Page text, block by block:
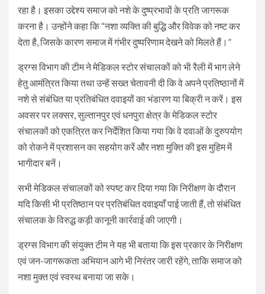
रहा है। इसका उद्देश्य समाज को नशे के दुष्प्रभावों के प्रति जागरूक
करना है। उन्होंने कहा कि “नशा व्यक्ति की बुद्धि और विवेक को नष्ट कर
देता है, जिसके कारण समाज में गंभीर दुष्परिणाम देखने को मिलते हैं।”
ड्रग्स विभाग की टीम ने मेडिकल स्टोर संचालकों को भी रैली में भाग लेने
हेतु आमंत्रित किया तथा उन्हें सख्त चेतावनी दी कि वे अपने प्रतिष्ठानों में
नशे से संबंधित या प्रतिबंधित दवाइयों का भंडारण या बिक्री न करें। इस
अवसर पर लक्सर, सुल्तानपुर एवं धनपुरा क्षेत्र के मेडिकल स्टोर
संचालकों को एकत्रित कर निर्देशित किया गया कि वे दवाओं के दुरुपयोग
को रोकने में प्रशासन का सहयोग करें और नशा मुक्ति की इस मुहिम में
भागीदार बनें।
सभी मेडिकल संचालकों को स्पष्ट कर दिया गया कि निरीक्षण के दौरान
यदि किसी भी प्रतिष्ठान पर प्रतिबंधित दवाइयाँ पाई जाती हैं, तो संबंधित
संचालक के विरुद्ध कड़ी कानूनी कार्रवाई की जाएगी।
ड्रग्स विभाग की संयुक्त टीम ने यह भी बताया कि इस प्रकार के निरीक्षण
एवं जन-जागरूकता अभियान आगे भी निरंतर जारी रहेंगे, ताकि समाज को
नशा मुक्त एवं स्वस्थ बनाया जा सके।